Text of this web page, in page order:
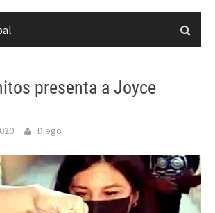
presenta a Joyce
Diego